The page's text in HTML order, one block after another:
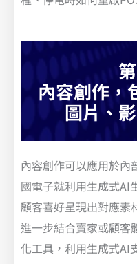
內容創作，
圖片、
內容創作可以應用於內
國電子就利用生成式AI
顧客喜好呈現出對應素
進一步結合賣家或顧客
化工具，利用生成式AI